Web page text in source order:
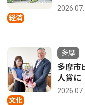
経済
文化
多摩
多摩市
人賞に